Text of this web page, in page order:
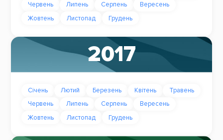
Червень
Липень Серпень
Вересень
Жовтень
Листопад Грудень
2017
Січень Лютий Березень Квітень
Травень
Червень
Липень Серпень
Вересень
Жовтень
Листопад Грудень